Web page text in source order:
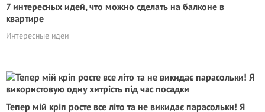
7 интересных идей, что можно сделать на балконе в
квартире
Интересные идеи
Тепер мій кріп росте все літо та не викидає парасольки! Я